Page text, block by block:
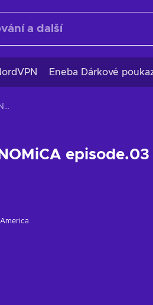
Eneba Dárkové
WORLD END ECONOMiCA episode.03 Steam Key GLOBAL
episode.03